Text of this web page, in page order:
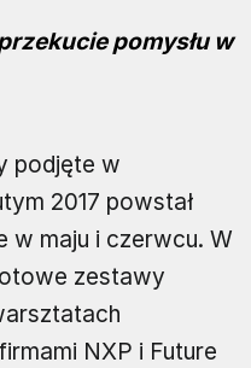
pomysłu w
podjęte w
2017 powstał
w maju i czerwcu. W
zestawy
NXP i Future